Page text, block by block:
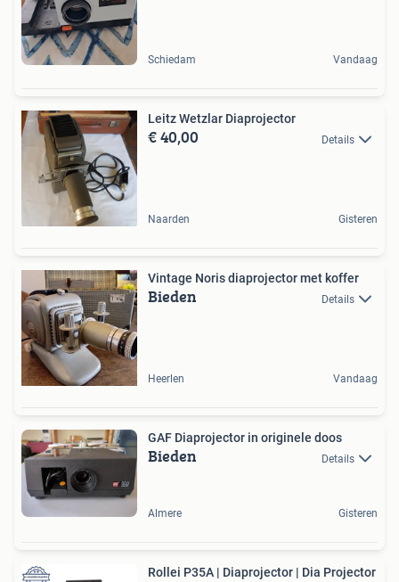
Schiedam Vandaag
Leitz Wetzlar Diaprojector
€ 40,00 Details
Naarden Gisteren
Vintage Noris diaprojector met koffer
Bieden Details
Heerlen Vandaag
GAF Diaprojector in originele doos
Bieden Details
Almere Gisteren
Rollei P35A | Diaprojector | Dia Projector